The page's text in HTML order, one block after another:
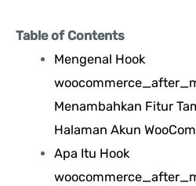
Table of Contents
Mengenal Hook
Menambahkan Fitur
Halaman Akun
Apa Itu Hook